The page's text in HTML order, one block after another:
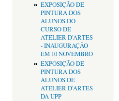
EXPOSIÇÃO DE
PINTURA DOS
ALUNOS DO
CURSO DE
ATELIER D'ARTES
- INAUGURAÇÃO
EM 10 NOVEMBRO
EXPOSIÇÃO DE
PINTURA DOS
ALUNOS DE
ATELIER D'ARTES
DA UPP